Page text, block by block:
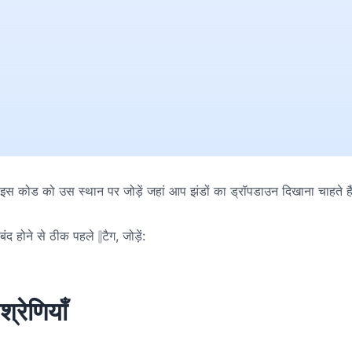
इस कोड को उस स्थान पर जोड़ें जहां आप झंडों का ड्रॉपडाउन दिखाना चाहते
बंद होने से ठीक पहले टैग, जोड़ें:
श्रेणियाँ